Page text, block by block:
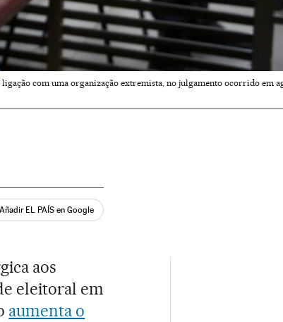
com uma organização extremista, no julgamento ocorrido em
Añadir EL PAÍS en Google
aos
eleitoral em
aumenta o